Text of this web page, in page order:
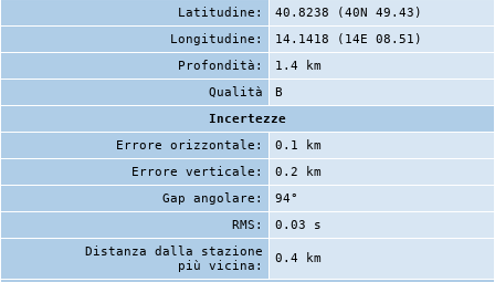
Latitudine:
40.8238 (40N 49.43)
Longitudine:
14.1418 (14E 08.51)
Profondità:
1.4 km
Qualità
B
Incertezze
Errore orizzontale:
0.1 km
Errore verticale:
0.2 km
Gap angolare:
94°
RMS:
0.03 s
Distanza dalla stazione
più vicina:
0.4 km